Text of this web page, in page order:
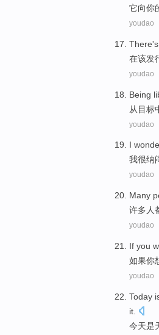
它向你
youdao
在该发
youdao
Being
从 目标
youdao
I
我很纳
youdao
Many
许多 人
youdao
If you
如果你
youdao
Today
it
今天是